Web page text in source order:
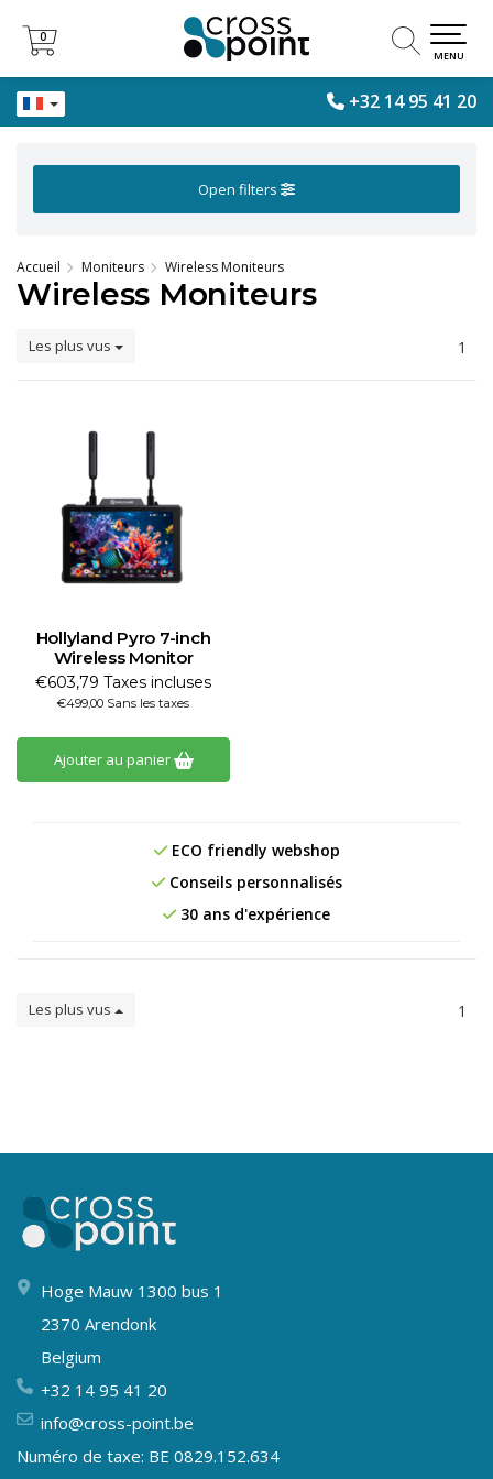
+32 14 95 41 20
0
0
MENU
Open filters
Accueil Moniteurs Wireless Moniteurs
Wireless Moniteurs
Les plus vus 1
Hollyland Pyro 7-inch
Wireless Monitor
€603,79 Taxes incluses
€499,00 Sans les taxes
Ajouter au panier
ECO friendly webshop
Conseils personnalisés
30 ans d'expérience
Les plus vus 1
Hoge Mauw 1300 bus 1
2370 Arendonk
Belgium
+32 14 95 41 20
info@cross-point.be
Numéro de taxe: BE 0829.152.634